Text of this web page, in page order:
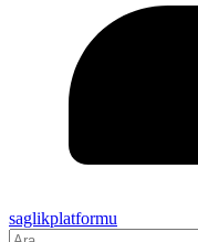
saglikplatformu